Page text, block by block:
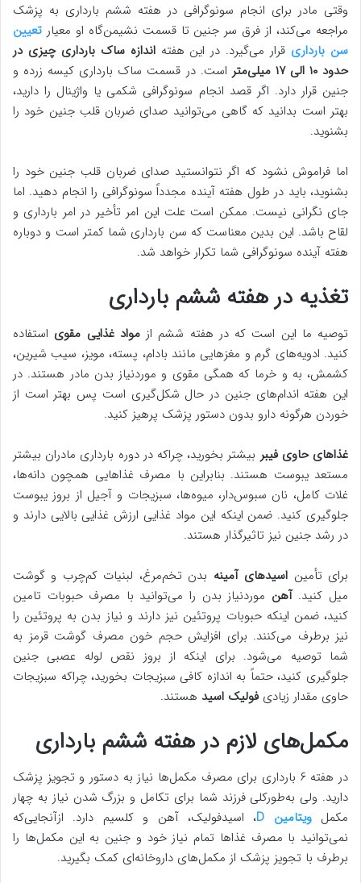
وقتی مادر برای انجام سونوگرافی در هفته ششم بارداری به پزشک
مراجعه می‌کند، از فرق سر جنین تا قسمت نشیمن‌گاه او معیار تعیین
سن بارداری قرار می‌گیرد. در این هفتهاندازه ساک بارداری چیزی در
حدود ۱۰ الی ۱۷ میلی‌متر
است. در قسمت ساک بارداری کیسه زرده و
جنین قرار دارد. اگر قصد انجام سونوگرافی شکمی یا واژینال را دارید،
بهتر است بدانید که گاهی می‌توانید صدای ضربان قلب جنین خود را
بشنوید.
اما فراموش نشود که اگر نتوانستید صدای ضربان قلب جنین خود را
بشنوید، باید در طول هفته آینده مجدداً سونوگرافی را انجام دهید. اما
جای نگرانی نیست. ممکن است علت این امر تأخیر در امر بارداری و
لقاح باشد. این بدین معناست که سن بارداری شما کمتر است و دوباره
هفته آینده سونوگرافی شما تکرار خواهد شد.
تغذیه در هفته ششم بارداری
توصیه ما این است که در هفته ششم از مواد غذایی مقوی استفاده
کنید. ادویه‌های گرم و مغزهایی مانند بادام، پسته، مویز، سیب شیرین،
کشمش، به و خرما که همگی مقوی و موردنیاز بدن مادر هستند. در
این هفته اندام‌های جنین در حال شکل‌گیری است پس بهتر است از
خوردن هرگونه دارو بدون دستور پزشک پرهیز کنید.
غذاهای حاوی فیبر بیشتر بخورید، چراکه در دوره بارداری مادران بیشتر
مستعد یبوست هستند. بنابراین با مصرف غذاهایی همچون دانه‌ها،
غلات کامل، نان سبوس‌دار، میوه‌ها، سبزیجات و آجیل از بروز یبوست
جلوگیری کنید. ضمن اینکه این مواد غذایی ارزش غذایی بالایی دارند و
در رشد جنین نیز تاثیرگذار هستند.
برای تأمین اسیدهای آمینه بدن تخم‌مرغ، لبنیات کم‌چرب و گوشت
میل کنید.آهن موردنیاز بدن را می‌توانید با مصرف حبوبات تامین
کنید، ضمن اینکه حبوبات پروتئین نیز دارند و نیاز بدن به پروتئین را
نیز برطرف می‌کنند. برای افزایش حجم خون مصرف گوشت قرمز به
شما توصیه می‌شود. برای اینکه از بروز نقص لوله عصبی جنین
جلوگیری کنید، حتماً به ‌اندازه کافی سبزیجات بخورید، چراکه سبزیجات
حاوی مقدار زیادی فولیک اسید هستند.
مکمل‌های لازم در هفته ششم بارداری
در هفته ۶ بارداری برای مصرف مکمل‌ها نیاز به دستور و تجویز پزشک
دارید. ولی به‌طورکلی فرزند شما برای تکامل و بزرگ شدن نیاز به چهار
مکملویتامین D
، اسیدفولیک، آهن و کلسیم دارد. ازآنجایی‌که
نمی‌توانید با مصرف غذاها تمام نیاز خود و جنین به این مکمل‌ها را
برطرف با تجویز پزشک از مکمل‌های داروخانه‌ای کمک بگیرید.